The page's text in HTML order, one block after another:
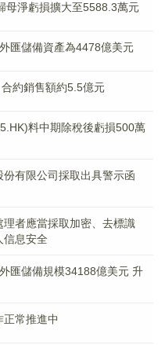
母淨虧損擴大至5588.3萬元
匯儲備資產為4478億美元
約銷售額約5.5億元
料中期除稅後虧損500萬
有限公司採取出具警示函
者應當採取加密、去標識
信息安全
匯儲備規模34188億美元 升
正常推進中